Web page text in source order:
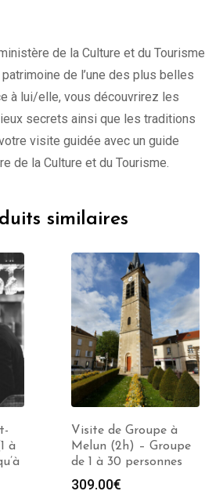
de la Culture et du Tourisme
de l’une des plus belles
à lui/elle, vous découvrirez les
secrets ainsi que les traditions
visite guidée avec un guide
de la Culture et du Tourisme.
similaires
Guide Privé à
Versailles (1 à 10h) –
Groupe jusqu’à 30
personnes